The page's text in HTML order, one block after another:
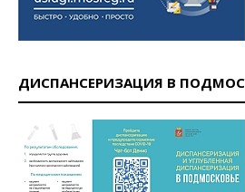
ДИСПАНСЕРИЗАЦИЯ В